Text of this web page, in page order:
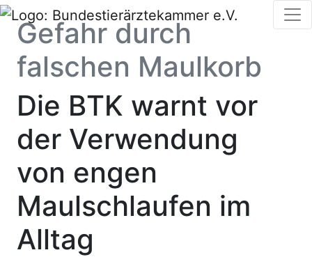
Gefahr durch
falschen Maulkorb
Die BTK warnt vor
der Verwendung
von engen
Maulschlaufen im
Alltag